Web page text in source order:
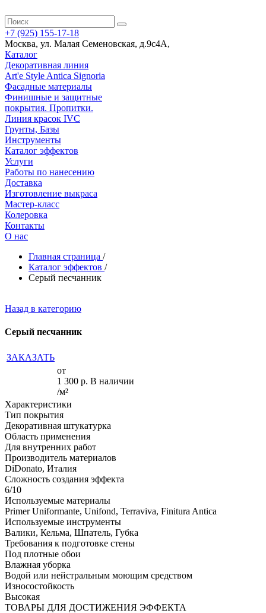
+7 (925) 155-17-18
Москва, ул. Малая Семеновская, д.9с4А,
Каталог
Декоративная линия
Art'e Style Antica Signoria
Фасадные материалы
Финишные и защитные
покрытия. Пропитки.
Линия красок IVC
Грунты, Базы
Инструменты
Каталог эффектов
Услуги
Работы по нанесению
Доставка
Изготовление выкраса
Мастер-класс
Колеровка
Контакты
О нас
Главная страница /
Каталог эффектов /
Серый песчанник
Назад в категорию
Серый песчанник
ЗАКАЗАТЬ
от
1 300 р.
/м²
В наличии
Характеристики
Тип покрытия
Декоративная штукатурка
Область применения
Для внутренних работ
Производитель материалов
DiDonato, Италия
Сложность создания эффекта
6/10
Используемые материалы
Primer Uniformante, Unifond, Terraviva, Finitura Antica
Используемые инструменты
Валики, Кельма, Шпатель, Губка
Требования к подготовке стены
Под плотные обои
Влажная уборка
Водой или нейстральным моющим средством
Износостойкость
Высокая
ТОВАРЫ ДЛЯ ДОСТИЖЕНИЯ ЭФФЕКТА